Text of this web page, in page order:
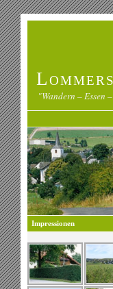
"Wandern – Essen
Impressionen